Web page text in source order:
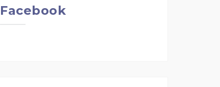
Facebook